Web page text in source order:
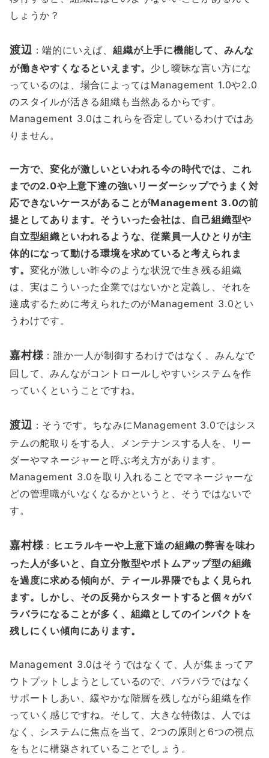
しょうか？
渡辺 ：端的にいえば、組織が上手に機能して、みんな
が働きやすくなるといえます。 少し曖昧な言い方にな
っているのは、場合によってはManagement 1.0や2.0
のスタイルが活きる組織も当然あるからです。
Management 3.0はこれらを否定しているわけではあ
りません。
一方で、変化が激しいといわれる今の時代では、これ
までの2.0や上意下達の強いリーダーシップでうまく対
応できないケースがあることがManagement 3.0の前
提としてあります。そういった会社は、自己組織型や
自立型組織といわれるような、従業員一人ひとりが主
体的になって動ける環境を求めていると考えられま
す。 変化が激しい昨今のような状況で生き残る組織
は、実はこういった企業ではないかと定義し、それを
達成するために考えられたのがManagement 3.0とい
うわけです。
嘉村様 ：誰か一人が制御するわけではなく、みんなで
回して、みんながコントロールしやすいシステムを作
っていくということですね。
渡辺 ：そうです。ちなみにManagement 3.0ではシス
テムの舵取りをする人、メンテナンスする人を、リー
ダーやマネージャーと呼ぶ考え方があります。
Management 3.0を取り入れることでマネージャーな
どの管理職がいなくなるかというと、そうではないで
す。
嘉村様 ： ヒエラルキーや上意下達の組織の弊害を味わ
った人が多いと、自立分散型やボトムアップ型の組織
を過度に求める傾向が、ティール界隈でもよく見られ
ます。しかし、その反発からスタートすると個々がバ
ラバラになることが多く、組織としてのインパクトを
残しにくい傾向にあります。
Management 3.0はそうではなくて、人が集まってア
ウトプットしようとしているので、バラバラではなく
サポートしあい、緩やかな階層を残しながら組織を作
っていく感じですね。そして、大きな特徴は、人では
なく、システムに焦点を当て、2つの原則と6つの視点
をもとに構築されていることでしょう。